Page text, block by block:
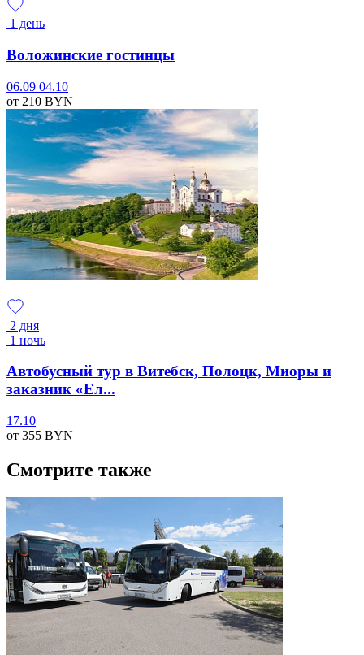
1 день
Воложинские гостинцы
06.09 04.10
от 210 BYN
2 дня
1 ночь
Автобусный тур в Витебск, Полоцк, Миоры и
заказник «Ел...
17.10
от 355 BYN
Смотрите также